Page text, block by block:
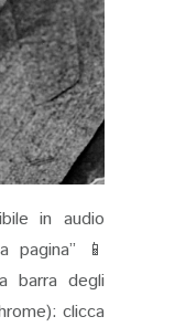
in audio
pagina” 📱
barra degli
clicca